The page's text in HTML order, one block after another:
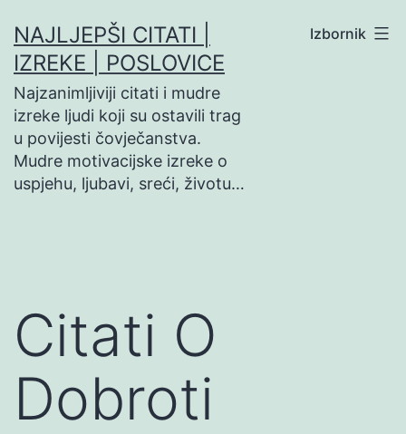
na
sadržaj
NAJLJEPŠI CITATI |
IZREKE | POSLOVICE
Najzanimljiviji citati i mudre
izreke ljudi koji su ostavili trag
u povijesti čovječanstva.
Mudre motivacijske izreke o
uspjehu, ljubavi, sreći, životu…
Izbornik
Citati O
Dobroti